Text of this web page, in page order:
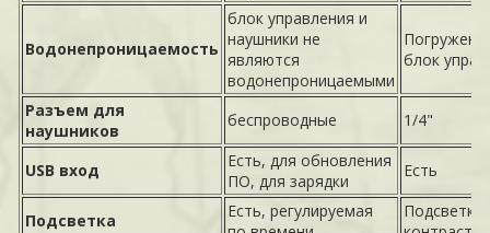
Водонепроницаемость
блок управления и
наушники не
являются
водонепроницаемыми
блок
Разъем для
наушников
беспроводные 1/4"
USB вход
Есть, для обновления
ПО, для зарядки
Есть
Подсветка
Есть, регулируемая
Подсветка,